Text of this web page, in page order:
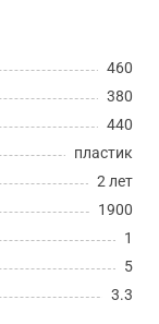
460
380
440
пластик
2 лет
1900
1
5
3.3